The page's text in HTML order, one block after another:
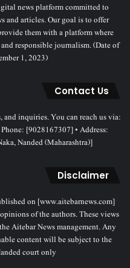
news platform committed to
and articles. Our goal is to offer
them with a platform where
responsible journalism. (Date of
1, 2023)
Contact Us
and inquiries. You can reach us via:
[9028167307] • Address:
Nanded (Maharashtra)]
Disclaimer
on [www.aitebarnews.com]
of the authors. These views
Aitebar News management. Any
content will be subject to the
court only.